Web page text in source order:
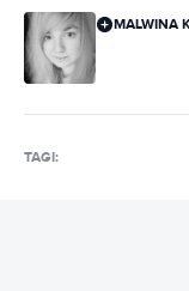
MALWINA
TAGI: